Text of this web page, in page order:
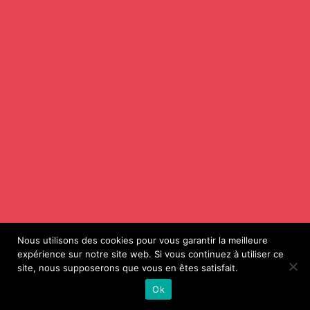
Nous utilisons des cookies pour vous garantir la meilleure
expérience sur notre site web. Si vous continuez à utiliser ce
site, nous supposerons que vous en êtes satisfait.
Ok